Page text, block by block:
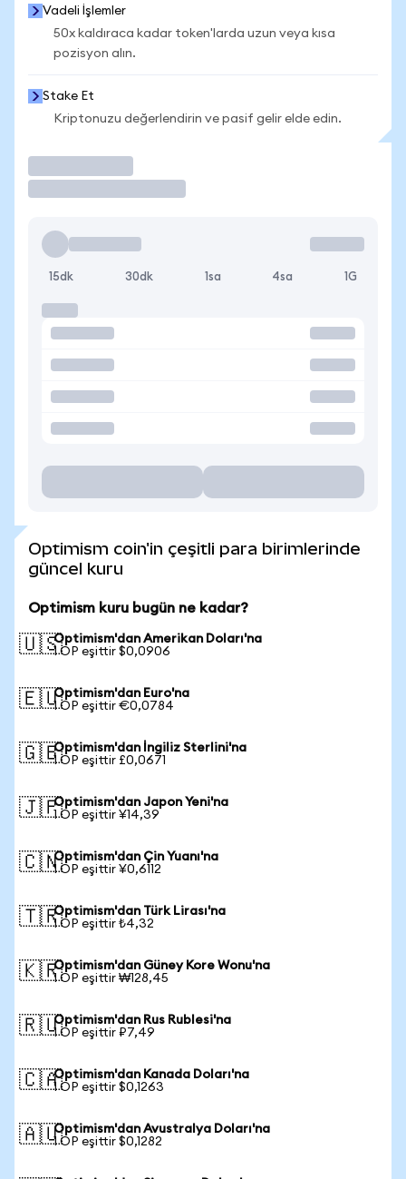
Vadeli İşlemler
50x kaldıraca kadar token'larda uzun veya kısa
pozisyon alın.
Stake Et
Kriptonuzu değerlendirin ve pasif gelir elde edin.
15dk 30dk 1sa 4sa 1G
Optimism coin'in çeşitli para birimlerinde
güncel kuru
Optimism kuru bugün ne kadar?
🇺🇸Optimism'dan Amerikan Doları'na
1 OP eşittir $0,0906
🇪🇺Optimism'dan Euro'na
1 OP eşittir €0,0784
🇬🇧Optimism'dan İngiliz Sterlini'na
1 OP eşittir £0,0671
🇯🇵Optimism'dan Japon Yeni'na
1 OP eşittir ¥14,39
🇨🇳Optimism'dan Çin Yuanı'na
1 OP eşittir ¥0,6112
🇹🇷Optimism'dan Türk Lirası'na
1 OP eşittir ₺4,32
🇰🇷Optimism'dan Güney Kore Wonu'na
1 OP eşittir ₩128,45
🇷🇺Optimism'dan Rus Rublesi'na
1 OP eşittir ₽7,49
🇨🇦Optimism'dan Kanada Doları'na
1 OP eşittir $0,1263
🇦🇺Optimism'dan Avustralya Doları'na
1 OP eşittir $0,1282